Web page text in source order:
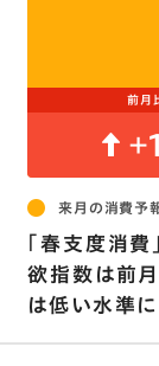
前月
来月の消費予
｢春支度消
欲指数は前
は低い水準に